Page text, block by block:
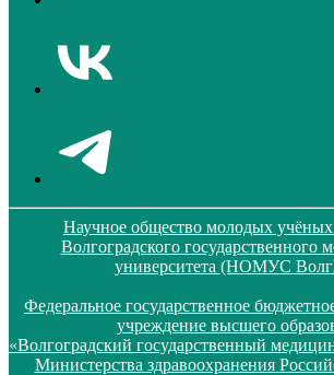
Научное общество молодых учёных
Волгоградского государственного
университета (НОМУС
Федеральное государственное
учреждение высшего
«Волгоградский государственный
Министерства здравоохранения